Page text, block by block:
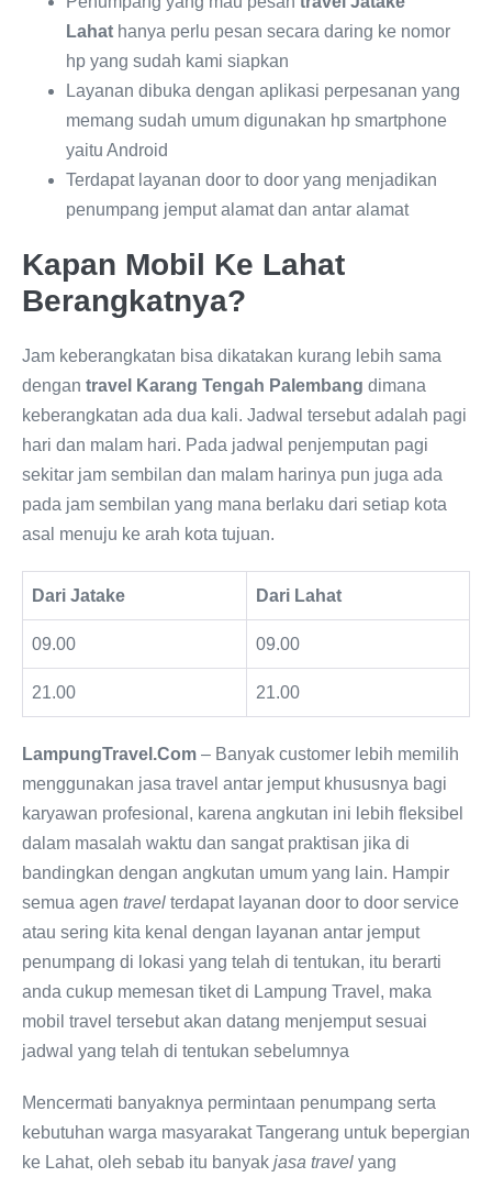
Lahat hanya perlu pesan secara daring ke nomor
hp yang sudah kami siapkan
Layanan dibuka dengan aplikasi perpesanan yang
memang sudah umum digunakan hp smartphone
yaitu Android
Terdapat layanan door to door yang menjadikan
penumpang jemput alamat dan antar alamat
Kapan Mobil Ke Lahat
Berangkatnya?
Jam keberangkatan bisa dikatakan kurang lebih sama
dengan travel Karang Tengah Palembang dimana
keberangkatan ada dua kali. Jadwal tersebut adalah pagi
hari dan malam hari. Pada jadwal penjemputan pagi
sekitar jam sembilan dan malam harinya pun juga ada
pada jam sembilan yang mana berlaku dari setiap kota
asal menuju ke arah kota tujuan.
Dari Jatake Dari Lahat
09.00 09.00
21.00 21.00
LampungTravel.Com – Banyak customer lebih memilih
menggunakan jasa travel antar jemput khususnya bagi
karyawan profesional, karena angkutan ini lebih fleksibel
dalam masalah waktu dan sangat praktisan jika di
bandingkan dengan angkutan umum yang lain. Hampir
semua agen travel terdapat layanan door to door service
atau sering kita kenal dengan layanan antar jemput
penumpang di lokasi yang telah di tentukan, itu berarti
anda cukup memesan tiket di Lampung Travel, maka
mobil travel tersebut akan datang menjemput sesuai
jadwal yang telah di tentukan sebelumnya
Mencermati banyaknya permintaan penumpang serta
kebutuhan warga masyarakat Tangerang untuk bepergian
ke Lahat, oleh sebab itu banyak jasa travel yang